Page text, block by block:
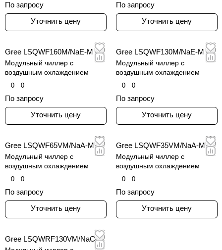
По запросу
Уточнить цену
По запросу
Уточнить цену
Gree LSQWF160M/NaE-M
Модульный чиллер c
воздушным охлаждением
0 0
По запросу
Уточнить цену
Gree LSQWF130M/NaE-M
Модульный чиллер c
воздушным охлаждением
0 0
По запросу
Уточнить цену
Gree LSQWF65VM/NaA-M
Модульный чиллер c
воздушным охлаждением
0 0
По запросу
Уточнить цену
Gree LSQWF35VM/NaA-M
Модульный чиллер c
воздушным охлаждением
0 0
По запросу
Уточнить цену
Gree LSQWRF130VM/NaC-X